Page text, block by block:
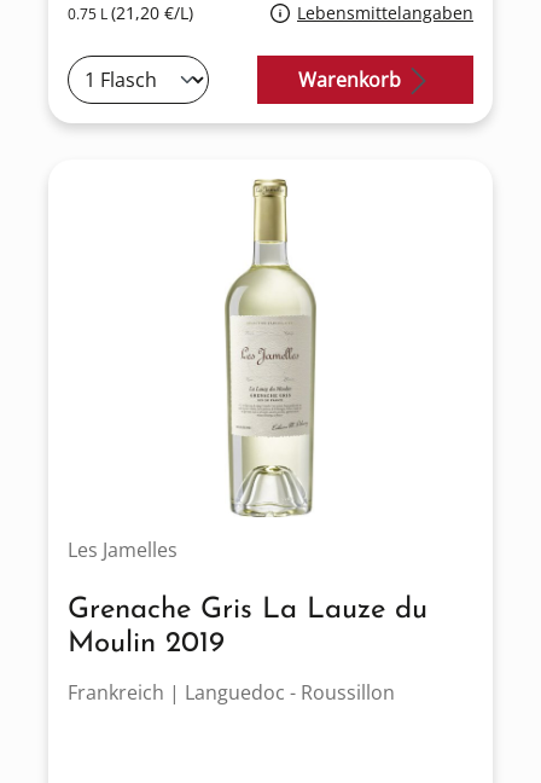
0.75 L(21,20 €/L) Lebensmittelangaben
Warenkorb
Les Jamelles
Grenache Gris La Lauze du
Moulin 2019
Frankreich | Languedoc - Roussillon